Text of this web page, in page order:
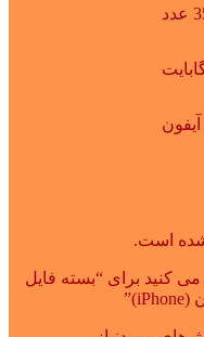
آیفون
است.
کنید برای “بسته فایل